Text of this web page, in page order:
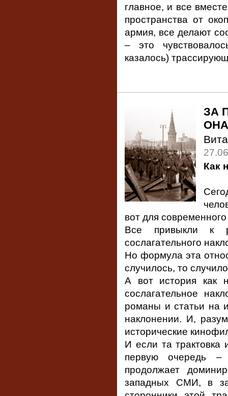
главное, и все
пространства от
армия, все делают
– это
казалось)
ЗА
Как
вот для
Все привыкли к
сослагательного
Но формула эта
случилось, то
А вот история как
сослагательное
романы и статьи на
наклонении. И,
исторические
И если та
первую очередь –
продолжает
западных СМИ, в